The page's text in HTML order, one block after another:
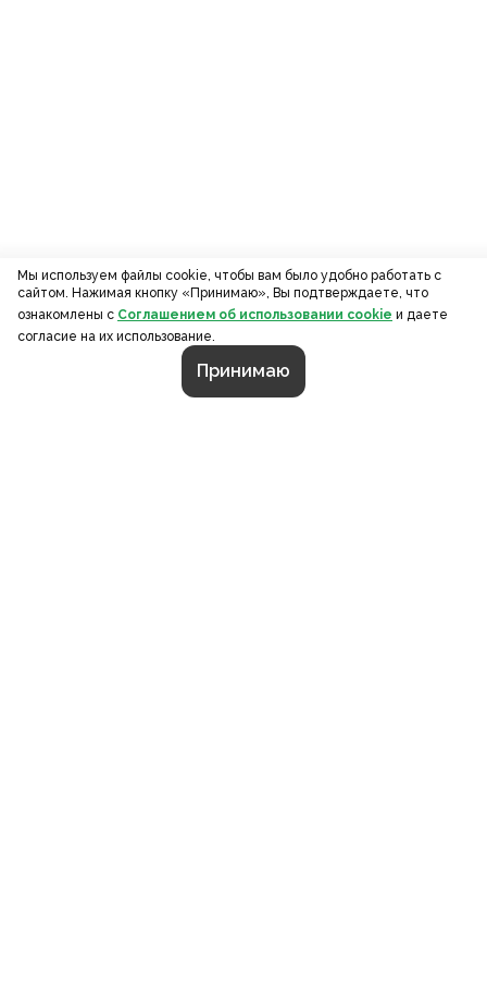
Мы используем файлы cookie, чтобы вам было удобно работать с
сайтом. Нажимая кнопку «Принимаю», Вы подтверждаете, что
ознакомлены с Соглашением об использовании cookie и даете
согласие на их использование.
Принимаю